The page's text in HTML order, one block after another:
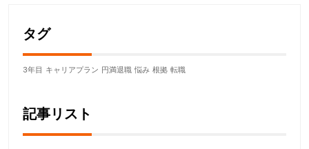
タグ
3年目 キャリアプラン 円満退職 悩み 根拠 転職
記事リスト